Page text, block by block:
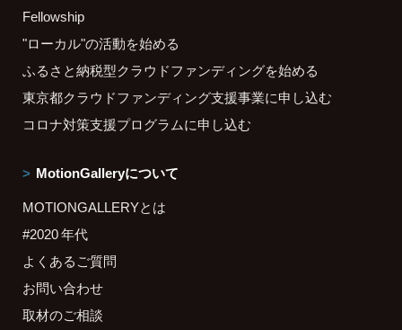
Fellowship
"ローカル"の活動を始める
ふるさと納税型クラウドファンディングを始める
東京都クラウドファンディング支援事業に申し込む
コロナ対策支援プログラムに申し込む
MotionGalleryについて
MOTIONGALLERYとは
#2020 年代
よくあるご質問
お問い合わせ
取材のご相談